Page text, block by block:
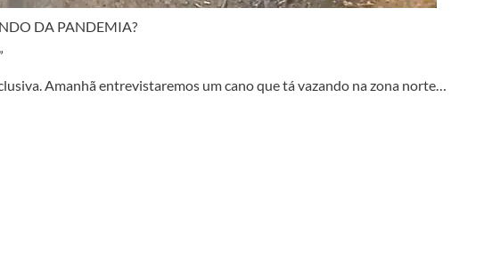
DA PANDEMIA?
Amanhã entrevistaremos um cano que tá vazando na zona norte…